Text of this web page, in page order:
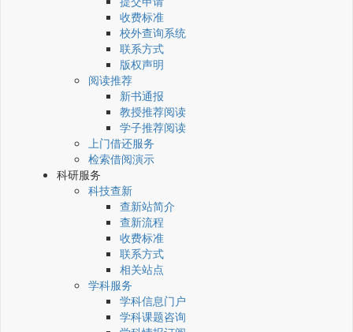
收费标准
校外查询系统
联系方式
版权声明
阅读推荐
新书通报
教授推荐阅读
学子推荐阅读
上门借还服务
检索借阅演示
科研服务
科技查新
查新站简介
查新流程
收费标准
联系方式
相关站点
学科服务
学科信息门户
学科课题咨询